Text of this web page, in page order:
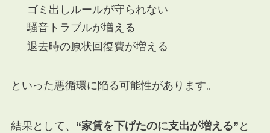
ゴミ出しルールが守られない
騒音トラブルが増える
退去時の原状回復費が増える
といった悪循環に陥る可能性があります。
結果として、 “家賃を下げたのに支出が増える” と